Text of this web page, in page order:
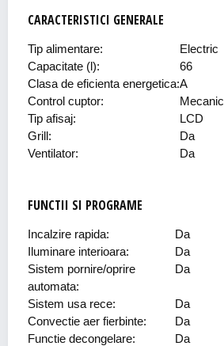
CARACTERISTICI GENERALE
Tip alimentare:
Electric
Capacitate (l):
66
Clasa de eficienta energetica:A
Control cuptor:
Mecanic
Tip afisaj:
LCD
Grill:
Da
Ventilator:
Da
FUNCTII SI PROGRAME
Incalzire rapida:
Da
Iluminare interioara:
Da
Sistem pornire/oprire
automata:
Da
Sistem usa rece:
Da
Convectie aer fierbinte:
Da
Functie decongelare:
Da